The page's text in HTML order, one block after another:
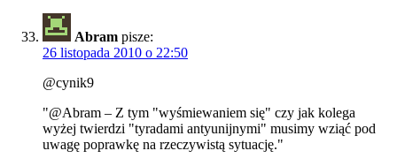
Abram pisze:
26 listopada 2010 o 22:50
@cynik9
"@Abram – Z tym "wyśmiewaniem się" czy jak kolega
wyżej twierdzi "tyradami antyunijnymi" musimy wziąć pod
uwagę poprawkę na rzeczywistą sytuację."